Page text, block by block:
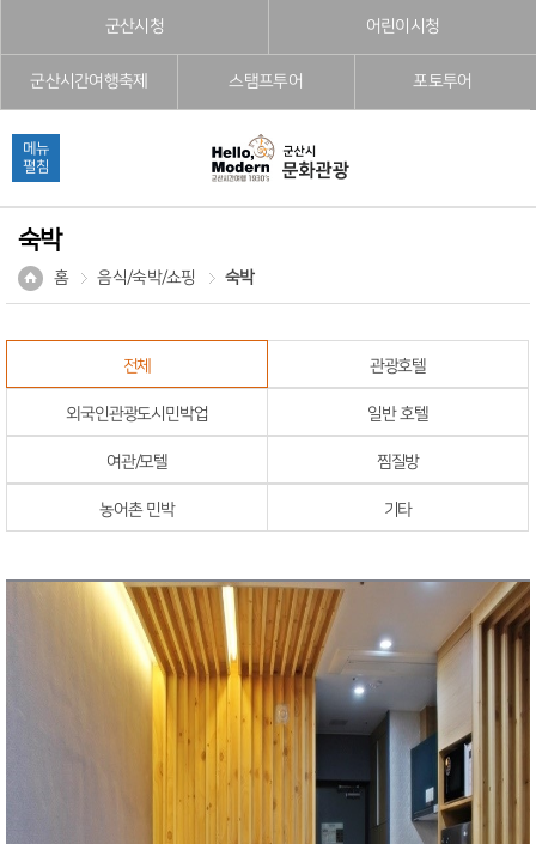
군산시청 어린이시청
군산시간여행축제 스탬프투어 포토투어
메뉴
펼침
숙박
홈 음식/숙박/쇼핑 숙박
전체 관광호텔
외국인관광도시민박업 일반 호텔
여관/모텔 찜질방
농어촌 민박 기타